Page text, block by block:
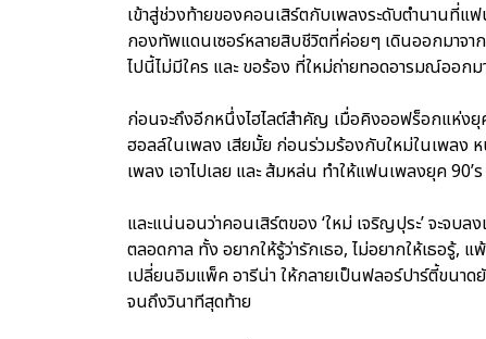
เข้าสู่ช่วงท้ายของคอนเสิร์ตกับเพลงระดับตำนานที่แ
กองทัพแดนเซอร์หลายสิบชีวิตที่ค่อยๆ เดินออกมาจ
ไปนี้ไม่มีใคร และ ขอร้อง ที่ใหม่ถ่ายทอดอารมณ์ออก
ก่อนจะถึงอีกหนึ่งไฮไลต์สำคัญ เมื่อคิงออฟร็อกแห่งยุ
ฮอลล์ในเพลง เสียมั้ย ก่อนร่วมร้องกับใหม่ในเพลง
เพลง เอาไปเลย และ ส้มหล่น ทำให้แฟนเพลงยุค
และแน่นอนว่าคอนเสิร์ตของ ‘ใหม่ เจริญปุระ’ จะจบ
ตลอดกาล ทั้ง อยากให้รู้ว่ารักเธอ, ไม่อยากให้เธอรู้,
เปลี่ยนอิมแพ็ค อารีน่า ให้กลายเป็นฟลอร์ปาร์ตี้ขน
จนถึงวินาทีสุดท้าย